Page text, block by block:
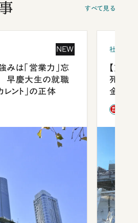
すべて見る
NEW
みは「営業力」忘
早慶大生の就職
ント」の正体
社会
【熊本
死を分
金」